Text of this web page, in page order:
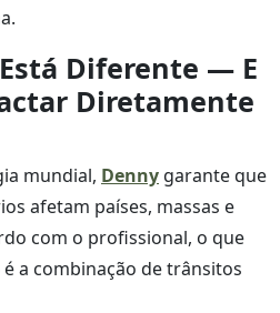
Diferente — E
Diretamente
mundial, Denny garante que
afetam países, massas e
com o profissional, o que
a combinação de trânsitos